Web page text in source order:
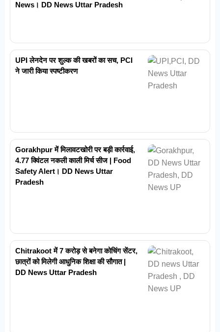
News। DD News Uttar Pradesh
UPI लेनदेन पर शुल्क की खबरों का सच, PCI
ने जारी किया स्पष्टीकरण
Gorakhpur में मिलावटखोरी पर बड़ी कार्रवाई,
4.77 क्विंटल नकली काली मिर्च सीज | Food
Safety Alert। DD News Uttar
Pradesh
Chitrakoot में 7 करोड़ से बनेगा कोचिंग सेंटर,
छात्रों को मिलेगी आधुनिक शिक्षा की सौगात |
DD News Uttar Pradesh